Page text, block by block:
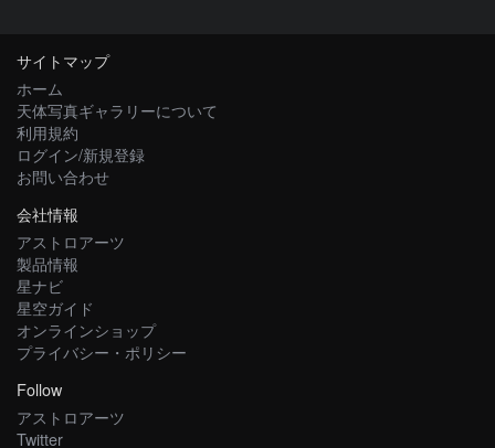
サイトマップ
ホーム
天体写真ギャラリーについて
利用規約
ログイン/新規登録
お問い合わせ
会社情報
アストロアーツ
製品情報
星ナビ
星空ガイド
オンラインショップ
プライバシー・ポリシー
Follow
アストロアーツ
Twitter